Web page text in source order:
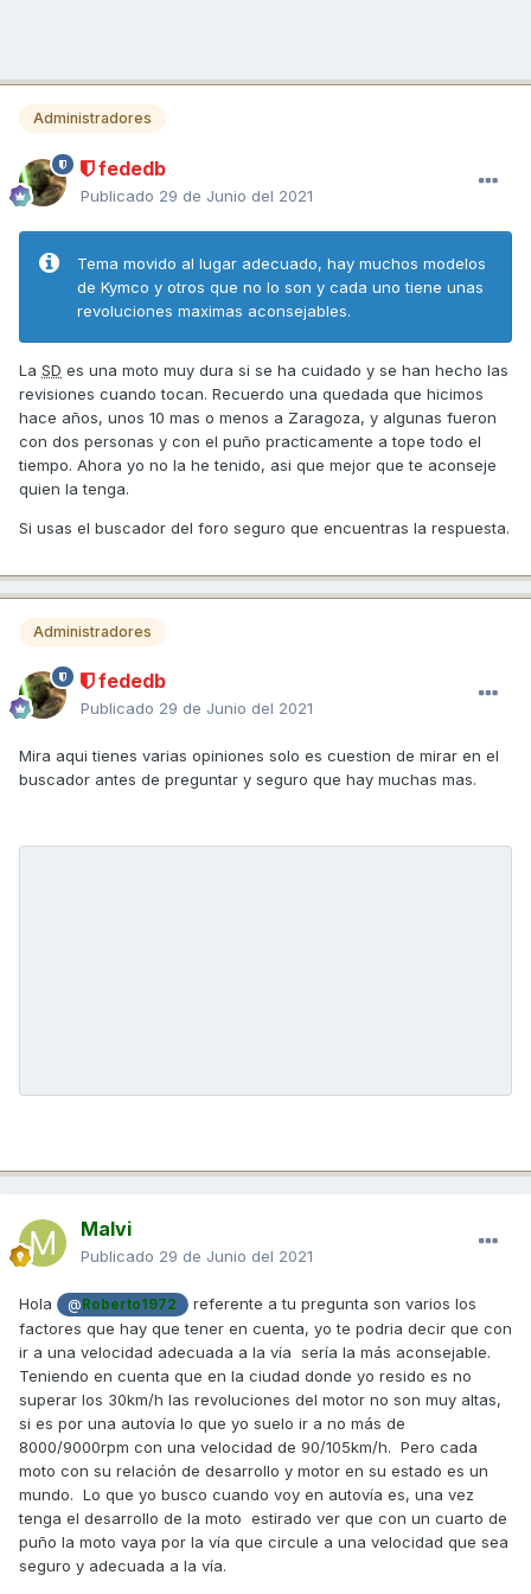
Administradores
fededb
Publicado 29 de Junio del 2021
Tema movido al lugar adecuado, hay muchos modelos
de Kymco y otros que no lo son y cada uno tiene unas
revoluciones maximas aconsejables.
La SD es una moto muy dura si se ha cuidado y se han hecho las
revisiones cuando tocan. Recuerdo una quedada que hicimos
hace años, unos 10 mas o menos a Zaragoza, y algunas fueron
con dos personas y con el puño practicamente a tope todo el
tiempo. Ahora yo no la he tenido, asi que mejor que te aconseje
quien la tenga.
Si usas el buscador del foro seguro que encuentras la respuesta.
Administradores
fededb
Publicado 29 de Junio del 2021
Mira aqui tienes varias opiniones solo es cuestion de mirar en el
buscador antes de preguntar y seguro que hay muchas mas.
Malvi
Publicado 29 de Junio del 2021
Hola @Roberto1972
referente a tu pregunta son varios los
factores que hay que tener en cuenta, yo te podria decir que con
ir a una velocidad adecuada a la vía sería la más aconsejable.
Teniendo en cuenta que en la ciudad donde yo resido es no
superar los 30km/h las revoluciones del motor no son muy altas,
si es por una autovía lo que yo suelo ir a no más de
8000/9000rpm con una velocidad de 90/105km/h. Pero cada
moto con su relación de desarrollo y motor en su estado es un
mundo. Lo que yo busco cuando voy en autovía es, una vez
tenga el desarrollo de la moto estirado ver que con un cuarto de
puño la moto vaya por la vía que circule a una velocidad que sea
seguro y adecuada a la vía.